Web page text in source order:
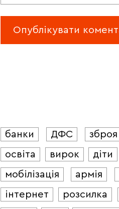
банки ДФС зброя
освіта
вирок діти
мобілізація
армія
інтернет
розсилка